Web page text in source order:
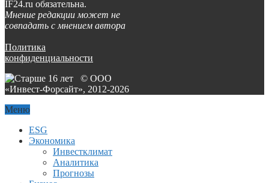
IF24.ru обязательна.
Мнение редакции может не
совпадать с мнением автора
Политика
конфиденциальности
© ООО
«Инвест-Форсайт», 2012-2026
Меню
ESG
Экономика
Инвестклимат
Аналитика
Прогнозы